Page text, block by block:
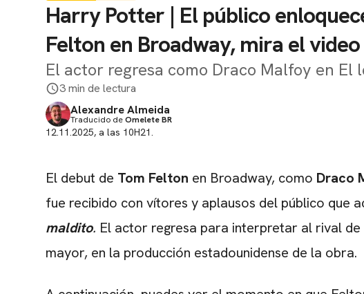
Harry Potter | El público
Felton en Broadway, mira el video
El actor regresa como Draco Malfoy en El
3 min de lectura
Alexandre Almeida
Traducido deOmelete BR
12.11.2025, a las 10H21.
El debut de Tom Felton en Broadway, como Draco
fue recibido con vítores y aplausos del público que
maldito. El actor regresa para interpretar al rival
mayor, en la producción estadounidense de la obra.